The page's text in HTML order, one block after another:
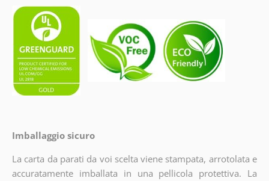
Imballaggio sicuro
La carta da parati da voi scelta viene stampata, arrotolata e
accuratamente imballata in una pellicola protettiva. La